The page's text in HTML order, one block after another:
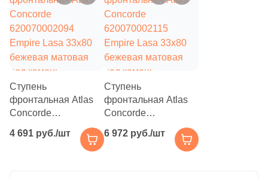
Ступень
фронтальная Atlas
Concorde
Empire Lasa 33x80
бежевая матовая
4 691 руб./шт
Ступень
фронтальная Atlas
Concorde
Empire Lasa 33x80
бежевая матовая
6 972 руб./шт